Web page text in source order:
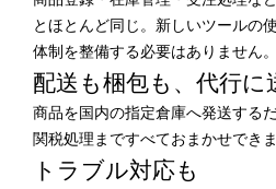
とほとんど同じ。新しいツールの
体制を整備する必要はありません。
配送も梱包も、代行に
商品を国内の指定倉庫へ発送する
関税処理まですべておまかせできま
トラブル対応も